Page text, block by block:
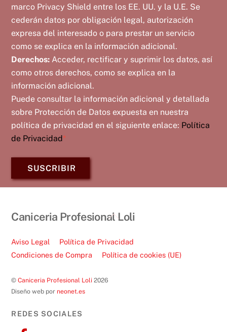
marco Privacy Shield entre los EE. UU. y la U.E. Se
cederán datos por obligación legal, autorización
expresa del interesado o para prestar un servicio
como se explica en la información adicional.
Derechos: Acceder, rectificar y suprimir los datos, así
como otros derechos, como se explica en la
información adicional.
Puede consultar la información adicional y detallada
sobre Protección de Datos expuesta en nuestra
política de privacidad en el siguiente enlace: Política
de Privacidad*
SUSCRIBIR
Back
Top
Caniceria Profesional Loli
Aviso Legal
Política de Privacidad
Condiciones de Compra
Política de cookies (UE)
©Caniceria Profesional Loli 2026
Diseño web por neonet.es
REDES SOCIALES